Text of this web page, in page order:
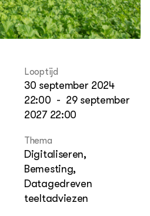
Looptijd
30 september 2024
22:00 - 29 september
2027 22:00
Thema
Digitaliseren,
Bemesting,
Datagedreven
teeltadviezen